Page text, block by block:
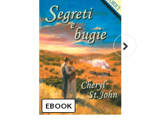
EBOOK
Next